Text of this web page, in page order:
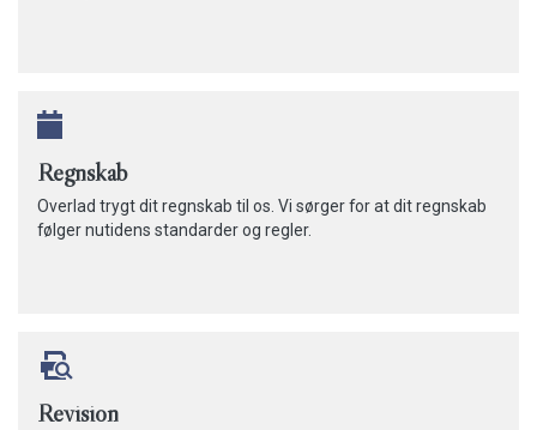
Regnskab
Overlad trygt dit regnskab til os. Vi sørger for at dit regnskab
følger nutidens standarder og regler.
Revision